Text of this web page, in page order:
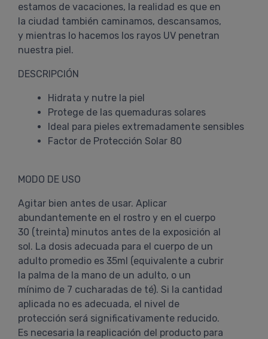
estamos de vacaciones, la realidad es que en
la ciudad también caminamos, descansamos,
y mientras lo hacemos los rayos UV penetran
nuestra piel.
DESCRIPCIÓN
Hidrata y nutre la piel
Protege de las quemaduras solares
Ideal para pieles extremadamente sensibles
Factor de Protección Solar 80
MODO DE USO
Agitar bien antes de usar. Aplicar
abundantemente en el rostro y en el cuerpo
30 (treinta) minutos antes de la exposición al
sol. La dosis adecuada para el cuerpo de un
adulto promedio es 35ml (equivalente a cubrir
la palma de la mano de un adulto, o un
mínimo de 7 cucharadas de té). Si la cantidad
aplicada no es adecuada, el nivel de
protección será significativamente reducido.
Es necesaria la reaplicación del producto para